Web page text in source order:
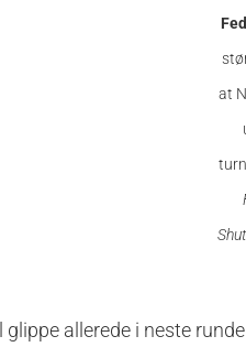
at
allerede i neste